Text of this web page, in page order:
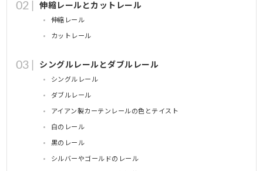
伸縮レールとカットレール
伸縮レール
カットレール
シングルレールとダブルレール
シングルレール
ダブルレール
アイアン製カーテンレールの色とテイスト
白のレール
黒のレール
シルバーやゴールドのレール